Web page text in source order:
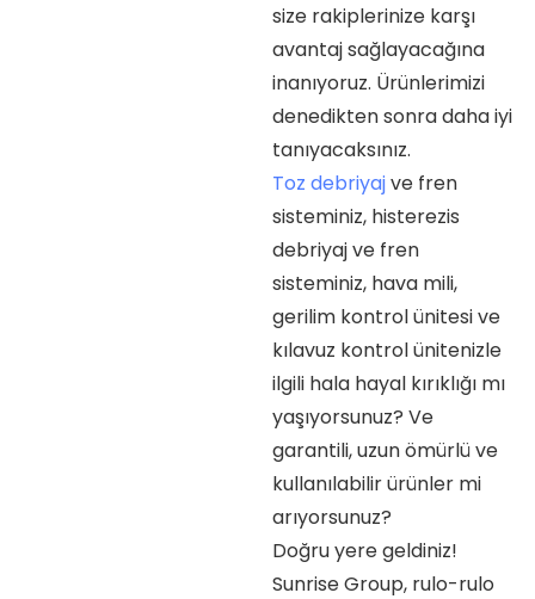
size rakiplerinize karşı
avantaj sağlayacağına
inanıyoruz. Ürünlerimizi
denedikten sonra daha iyi
tanıyacaksınız.
Toz debriyajve fren
sisteminiz, histerezis
debriyaj ve fren
sisteminiz, hava mili,
gerilim kontrol ünitesi ve
kılavuz kontrol ünitenizle
ilgili hala hayal kırıklığı mı
yaşıyorsunuz? Ve
garantili, uzun ömürlü ve
kullanılabilir ürünler mi
arıyorsunuz?
Doğru yere geldiniz!
Sunrise Group, rulo-rulo